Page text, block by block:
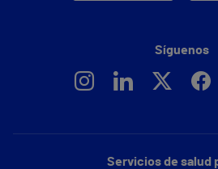
Servicios de salud
Síguenos